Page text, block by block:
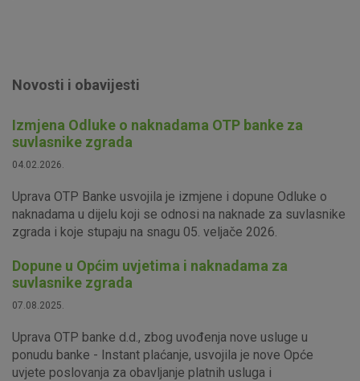
Novosti i obavijesti
Izmjena Odluke o naknadama OTP banke za
suvlasnike zgrada
04.02.2026.
Uprava OTP Banke usvojila je izmjene i dopune Odluke o
naknadama u dijelu koji se odnosi na naknade za suvlasnike
zgrada i koje stupaju na snagu 05. veljače 2026.
Dopune u Općim uvjetima i naknadama za
suvlasnike zgrada
07.08.2025.
Uprava OTP banke d.d., zbog uvođenja nove usluge u
ponudu banke - Instant plaćanje, usvojila je nove Opće
uvjete poslovanja za obavljanje platnih usluga i
Nužni (tehnički) kolačići - uvijek aktivni
Ovi kolačići nužni su za funkcioniranje internetske stranice i
postavljaju kao odgovor na vaše radnje koje uključuju zahtjev
za uslugama, kao što su postavke kolačića. Svoj preglednik
možete postaviti da blokira te kolačiće ili pošalje upozorenje
kolačići ne pohranjuju nikakve informacije koje bi vas mogle
identificirati.
Detaljnije informacije o kolačićima